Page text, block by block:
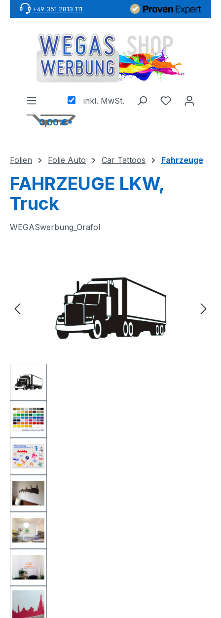
Zum Hauptinhalt springen
+49 351 2813 111
inkl. MwSt.
0,00 €*
Folien Folie Auto Car Tattoos Fahrzeuge
FAHRZEUGE LKW,
Truck
WEGASwerbung_Orafol